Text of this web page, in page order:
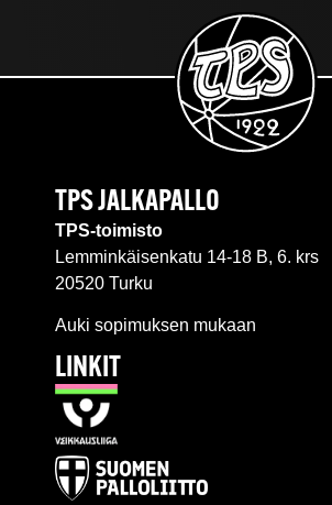
TPS JALKAPALLO
TPS-toimisto
Lemminkäisenkatu 14-18 B, 6. krs
20520 Turku
Auki sopimuksen mukaan
LINKIT